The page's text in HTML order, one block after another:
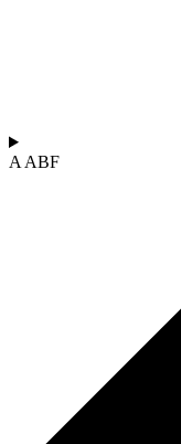
A ABF